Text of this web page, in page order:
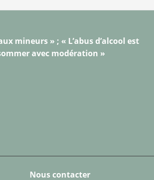
mineurs » ; « L’abus d’alcool est
avec modération »
Nous contacter